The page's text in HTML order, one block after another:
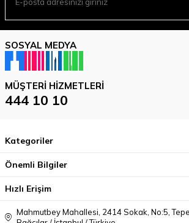
SOSYAL MEDYA
MÜŞTERI HIZMETLERI
444 10 10
Kategoriler
Önemli Bilgiler
Hızlı Erişim
Mahmutbey Mahallesi, 2414 Sokak, No:5,